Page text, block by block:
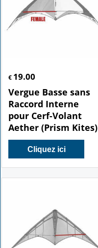
€ 19.00
Vergue Basse sans
Raccord Interne
pour Cerf-Volant
Aether (Prism Kites)
Cliquez ici